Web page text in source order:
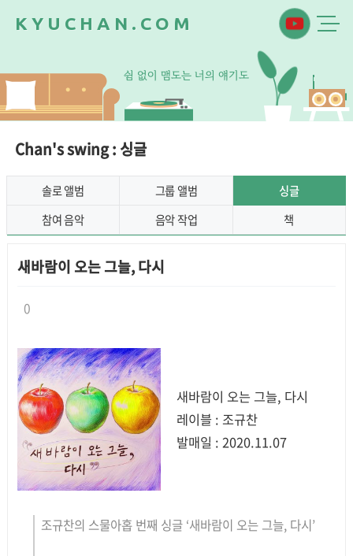
K Y U C H A N . C O M
쉼 없이 맴도는 너의 얘기도
Chan's swing : 싱글
솔로 앨범 그룹 앨범
싱글
참여 음악
음악 작업 책
새바람이 오는 그늘, 다시
0
새바람이 오는 그늘, 다시
레이블 : 조규찬
발매일 : 2020.11.07
조규찬의 스물아홉 번째 싱글 ‘새바람이 오는 그늘, 다시’